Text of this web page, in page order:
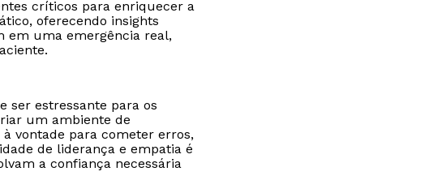
críticos para enriquecer a
oferecendo insights
em uma emergência real,
ser estressante para os
um ambiente de
vontade para cometer erros,
de liderança e empatia é
a confiança necessária